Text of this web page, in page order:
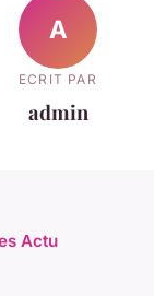
A
ECRIT PAR
admin
Actu